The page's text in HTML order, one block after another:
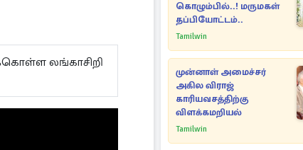
லங்காசிறி
கொழும்பில்..! மருமகள்
தப்பியோட்டம்..
Tamilwin
முன்னாள் அமைச்சர்
அகில விராஜ்
காரியவசத்திற்கு
விளக்கமறியல்
Tamilwin